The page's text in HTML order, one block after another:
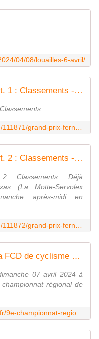
04/08/louailles-6-avril/
Grand Prix Fernand Durel - Et. 1 : Classements - Actualité - DirectVelo
: ...
Grand Prix Fernand Durel - Et. 2 : Classements - Actualité - DirectVelo
: Classements : Déjà
(La Motte-Servolex
après-midi en
9e championnat régional de la FCD de cyclisme 2024
07 avril 2024 à
régional de